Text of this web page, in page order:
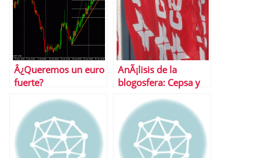
Â¿Queremos un euro
fuerte?
AnÃ¡lisis de la
blogosfera: Cepsa y